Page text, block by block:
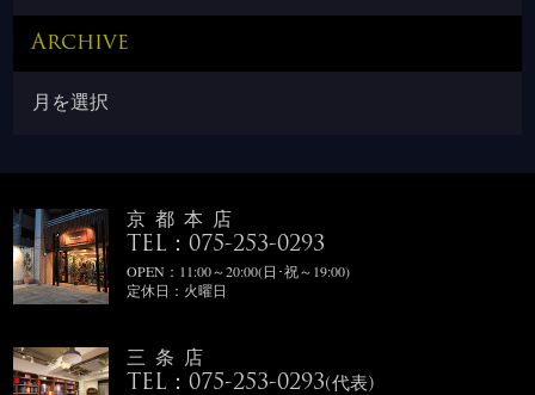
Archive
京都本店
TEL：075-253-0293
OPEN：11:00～20:00(日･祝～19:00)
定休日：火曜日
三条店
TEL：075-253-0293(代表)